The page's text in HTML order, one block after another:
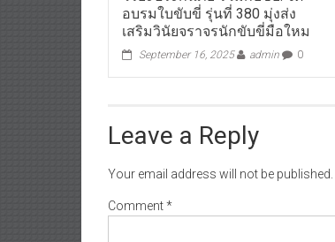
อบรมใบขับขี่ รุ่นที่ 380 มุ่งส่ง
เสริมวินัยจราจรนักขับขี่มือใหม
September 16, 2025 admin 0
Leave a Reply
Your email address will not be published.
Comment*